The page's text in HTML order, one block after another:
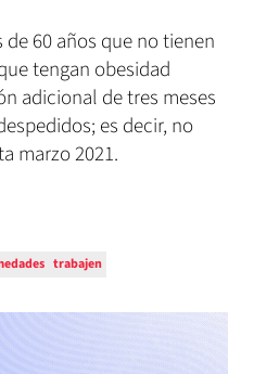
de 60 años que no tienen
tengan obesidad
adicional de tres meses
es decir, no
marzo 2021.
trabajen